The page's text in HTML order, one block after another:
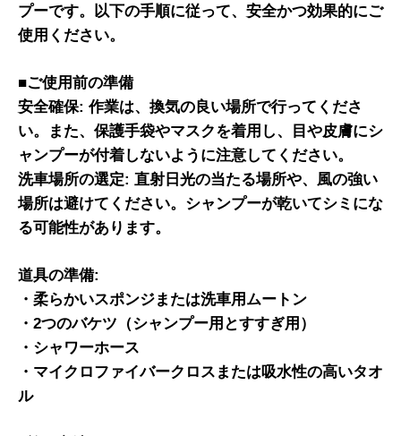
プーです。以下の手順に従って、安全かつ効果的にご
使用ください。
■ご使用前の準備
安全確保: 作業は、換気の良い場所で行ってくださ
い。また、保護手袋やマスクを着用し、目や皮膚にシ
ャンプーが付着しないように注意してください。
洗車場所の選定: 直射日光の当たる場所や、風の強い
場所は避けてください。シャンプーが乾いてシミにな
る可能性があります。
道具の準備:
・柔らかいスポンジまたは洗車用ムートン
・2つのバケツ（シャンプー用とすすぎ用）
・シャワーホース
・マイクロファイバークロスまたは吸水性の高いタオ
ル